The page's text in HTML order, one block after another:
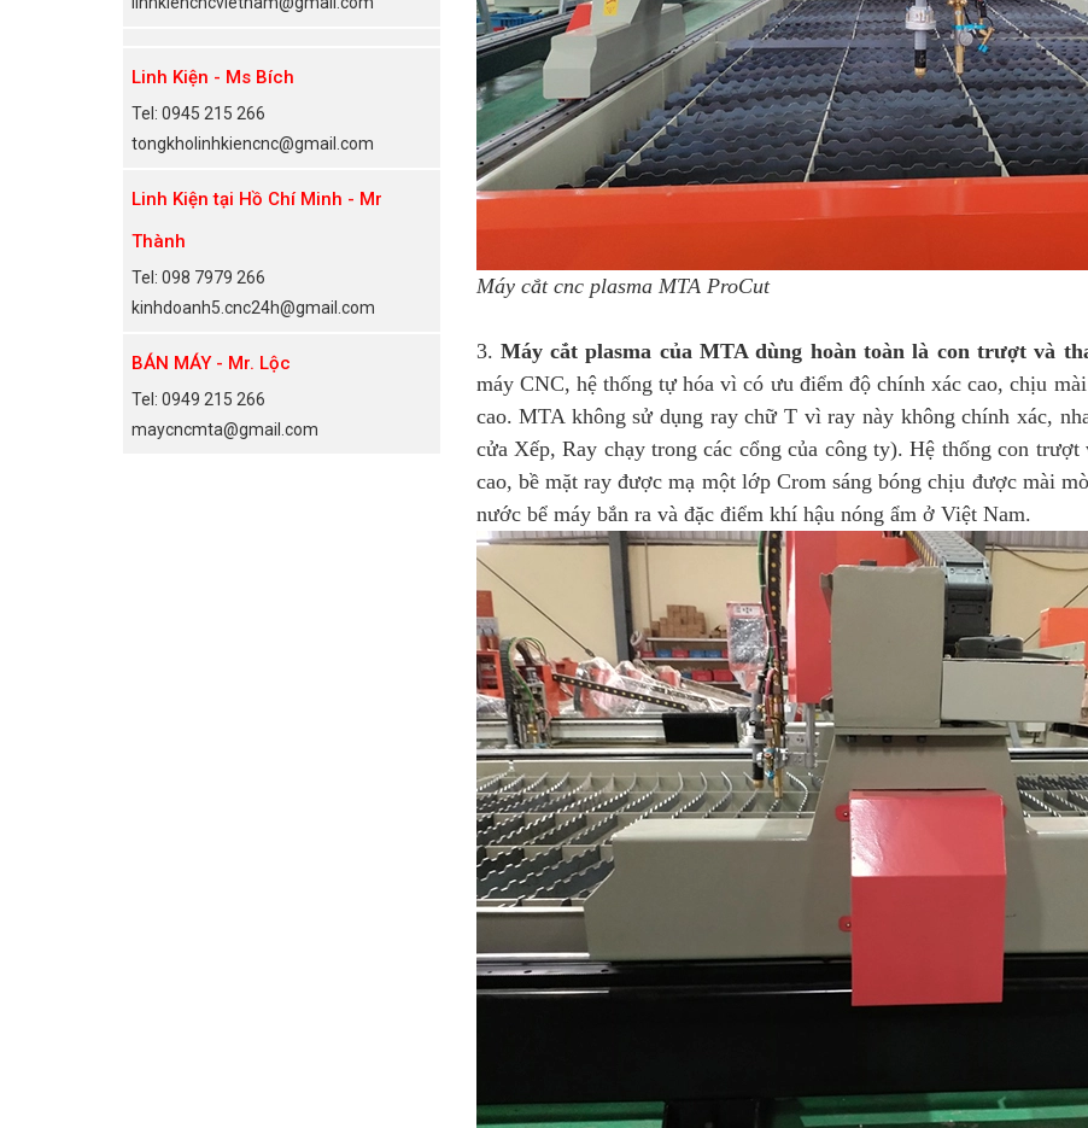
Linh Kiện - Ms Bích
Tel: 0945 215 266
tongkholinhkiencnc@gmail.com
Linh Kiện tại Hồ Chí Minh - Mr
Thành
Tel: 098 7979 266
kinhdoanh5.cnc24h@gmail.com
BÁN MÁY - Mr. Lộc
Tel: 0949 215 266
maycncmta@gmail.com
Máy cắt cnc plasma MTA ProCut
3. Máy cắt plasma củaMTA dùng hoàn toàn là con trượt và
máy CNC, hệ thống tự hóa vì có ưu điểm độ chính xác cao, chịu
cao. MTA không sử dụng ray chữ T vì ray này không chính xác,
cửa Xếp, Ray chạy trong các cổng của công ty). Hệ thống con
cao, bề mặt ray được mạ một lớp Crom sáng bóng chịu được mài
nước bể máy bắn ra và đặc điểm khí hậu nóng ẩm ở Việt Nam.